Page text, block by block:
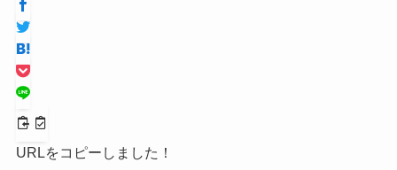
URLをコピーしました！